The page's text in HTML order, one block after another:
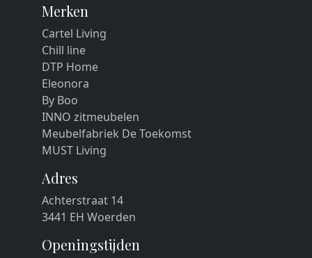
Merken
Cartel Living
Chill line
DTP Home
Eleonora
By Boo
INNO zitmeubelen
Meubelfabriek De Toekomst
MUST Living
Adres
Achterstraat 14
3441 EH Woerden
Openingstijden